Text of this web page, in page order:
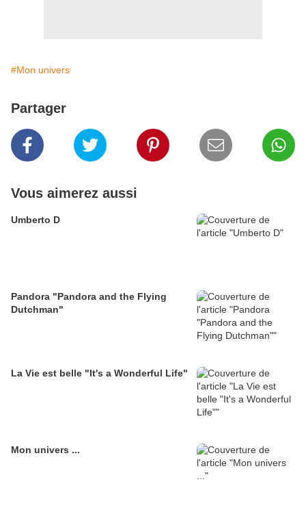
#Mon univers
Partager
Vous aimerez aussi
Umberto D
Pandora "Pandora and the Flying
Dutchman"
La Vie est belle "It's a Wonderful Life"
Mon univers ...